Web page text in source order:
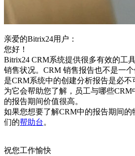
亲爱的Bitrix24用户：
您好！
Bitrix24 CRM系统提供很多有效的工
销售状况。CRM 销售报告也不是一
是CRM系统中的创建分析报告是必不
为它会帮助您了解，员工与哪些CRM
的报告期间价值很高。
如果您想要了解CRM中的报告期间
们的帮助台。
祝您工作愉快